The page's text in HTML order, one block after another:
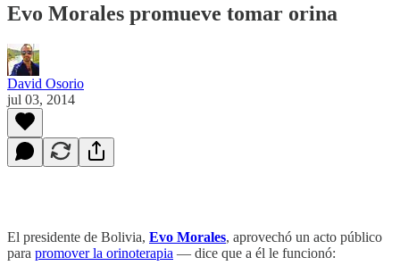
Evo Morales promueve tomar orina
David Osorio
jul 03, 2014
El presidente de Bolivia, Evo Morales, aprovechó un acto público
para promover la orinoterapia — dice que a él le funcionó: